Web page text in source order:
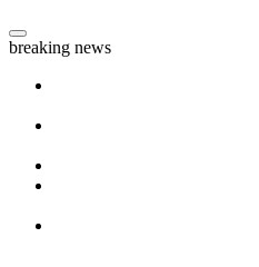
breaking news